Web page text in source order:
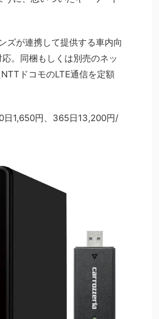
ズが連携して提供する車内向
。同梱もしくは別売のネッ
ドコモのLTE通信を定額
1,650円、365日13,200円/